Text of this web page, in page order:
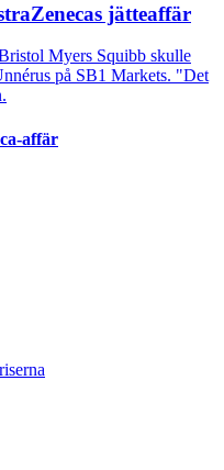
jätteaffär
Myers Squibb skulle
på SB1 Markets. "Det
affär